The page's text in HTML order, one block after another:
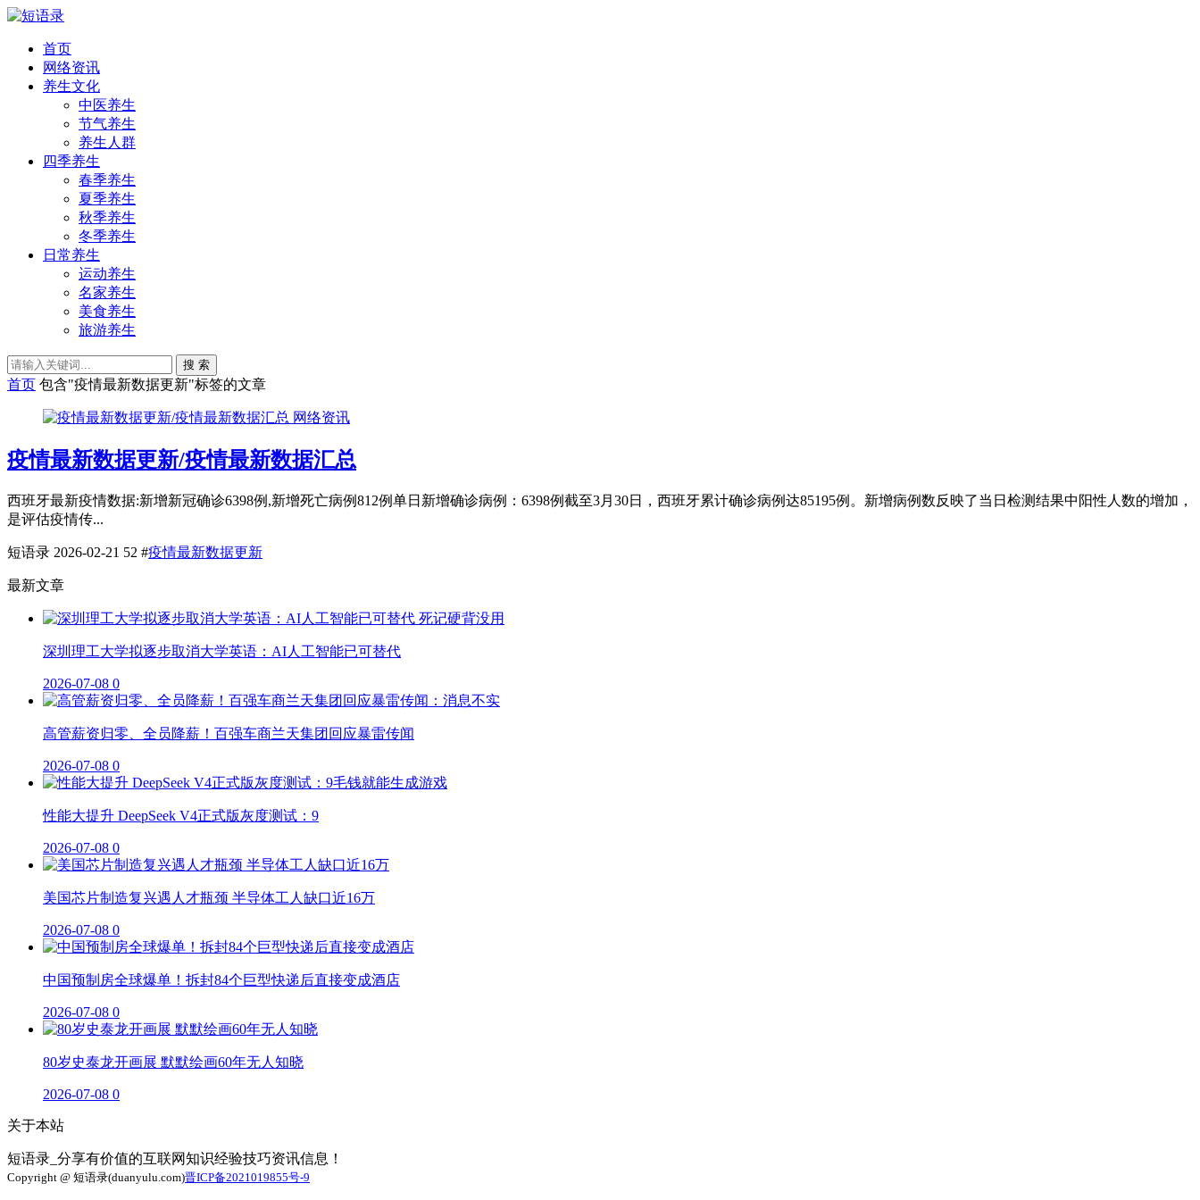
首页
网络资讯
养生文化
中医养生
节气养生
养生人群
四季养生
春季养生
夏季养生
秋季养生
冬季养生
日常养生
运动养生
名家养生
美食养生
旅游养生
搜 索
首页 包含"疫情最新数据更新"标签的文章
网络资讯
疫情最新数据更新/疫情最新数据汇总
西班牙最新疫情数据:新增新冠确诊6398例,新增死亡病例812例单日新增确诊病例：6398例截至3月30日，西班牙累计确诊病例达85195例。新增病例数反映了当日检测结果中阳性人数的增加，
是评估疫情传...
短语录 2026-02-21 52 #疫情最新数据更新
最新文章
深圳理工大学拟逐步取消大学英语：AI人工智能已可替代
2026-07-08 0
高管薪资归零、全员降薪！百强车商兰天集团回应暴雷传闻
2026-07-08 0
性能大提升 DeepSeek V4正式版灰度测试：9
2026-07-08 0
美国芯片制造复兴遇人才瓶颈 半导体工人缺口近16万
2026-07-08 0
中国预制房全球爆单！拆封84个巨型快递后直接变成酒店
2026-07-08 0
80岁史泰龙开画展 默默绘画60年无人知晓
2026-07-08 0
关于本站
短语录_分享有价值的互联网知识经验技巧资讯信息！
Copyright @ 短语录(duanyulu.com)晋ICP备2021019855号-9